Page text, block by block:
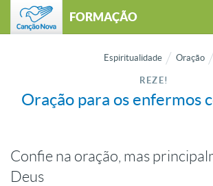
FORMAÇÃO
Espiritualidade Oração
REZE!
Oração para os enfermos
Confie na oração, mas
Deus